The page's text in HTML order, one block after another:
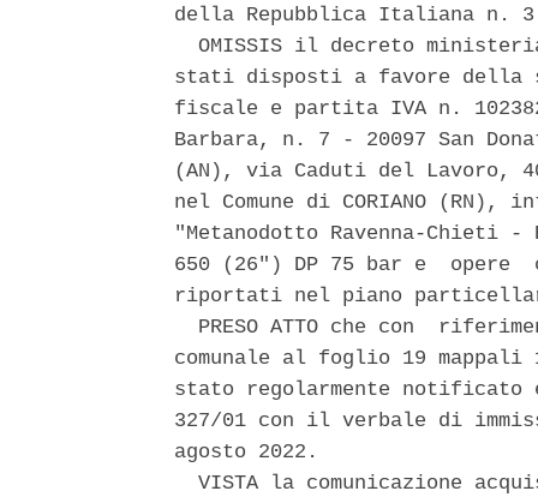
della Repubblica Italiana n.
OMISSIS il decreto
stati disposti a favore della
fiscale e partita IVA n.
Barbara, n. 7 - 20097 San
(AN), via Caduti del
nel Comune di CORIANO
"Metanodotto Ravenna-Chieti
650 (26") DP 75 bar e
riportati nel piano
PRESO ATTO che con
comunale al foglio 19
stato regolarmente notificato
327/01 con il verbale di
agosto 2022.
VISTA la comunicazione